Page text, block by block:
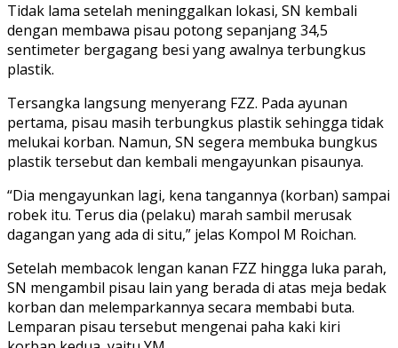
Tidak lama setelah meninggalkan lokasi, SN kembali
dengan membawa pisau potong sepanjang 34,5
sentimeter bergagang besi yang awalnya terbungkus
plastik.
Tersangka langsung menyerang FZZ. Pada ayunan
pertama, pisau masih terbungkus plastik sehingga tidak
melukai korban. Namun, SN segera membuka bungkus
plastik tersebut dan kembali mengayunkan pisaunya.
“Dia mengayunkan lagi, kena tangannya (korban) sampai
robek itu. Terus dia (pelaku) marah sambil merusak
dagangan yang ada di situ,” jelas Kompol M Roichan.
Setelah membacok lengan kanan FZZ hingga luka parah,
SN mengambil pisau lain yang berada di atas meja bedak
korban dan melemparkannya secara membabi buta.
Lemparan pisau tersebut mengenai paha kaki kiri